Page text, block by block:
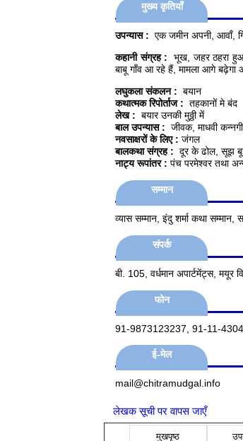
मुख्य कृतियाँ
उपन्यास : एक जमीन अपनी, आवाँ,
कहानी संग्रह :भूख, जहर ठहरा हुआ,
बाबू गाँव आ रहे हैं, मामला आगे
लघुकला संकलन : बयान
कथात्मक रिपोर्ताज : तहकानों मे बंद
लेख : बयार उनकी मुठ्ठी में
बाल उपन्यास : जीवक, माधवी
नवसाक्षरों के लिए : जंगल
बालकथा संग्रह : दूर के ढोल, सूझ
नाट्य रूपांतर : पंच परमेश्वर तथा
सम्मान
व्यास सम्मान, इंदु शर्मा कथा सम्मान,
संपर्क
बी. 105, वर्धमान अपार्टमेंट्स, मयूर
फोन
91-9873123237, 91-11-
ई-मेल
mail@chitramudgal.info
लेखक सूची पर वापस जाएँ
मुखपृष्ठ